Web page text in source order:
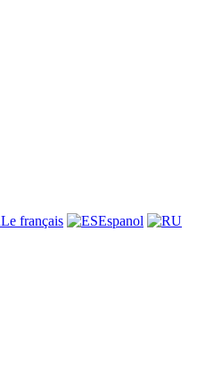
Le français
Espanol